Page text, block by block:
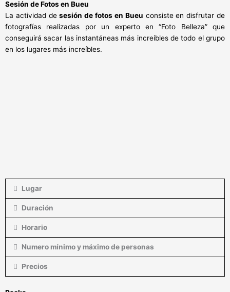
Sesión de Fotos en Bueu
La actividad desesión de fotos en Bueu consiste en disfrutar de
fotografías realizadas por un experto en “Foto Belleza” que
conseguirá sacar las instantáneas más increíbles de todo el grupo
en los lugares más increíbles.
Lugar
Duración
Horario
Numero mínimo y máximo de personas
Precios